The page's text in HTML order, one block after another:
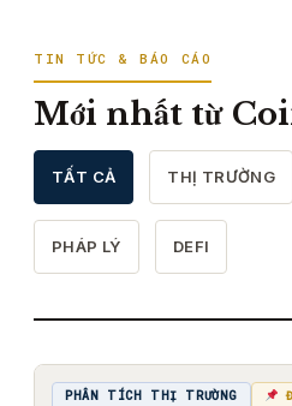
TIN TỨC & BÁO CÁO
Mới nhất từ
TẤT CẢ THỊ TRƯỜNG
PHÁP LÝ DEFI
PHÂN TÍCH THỊ TRƯỜNG